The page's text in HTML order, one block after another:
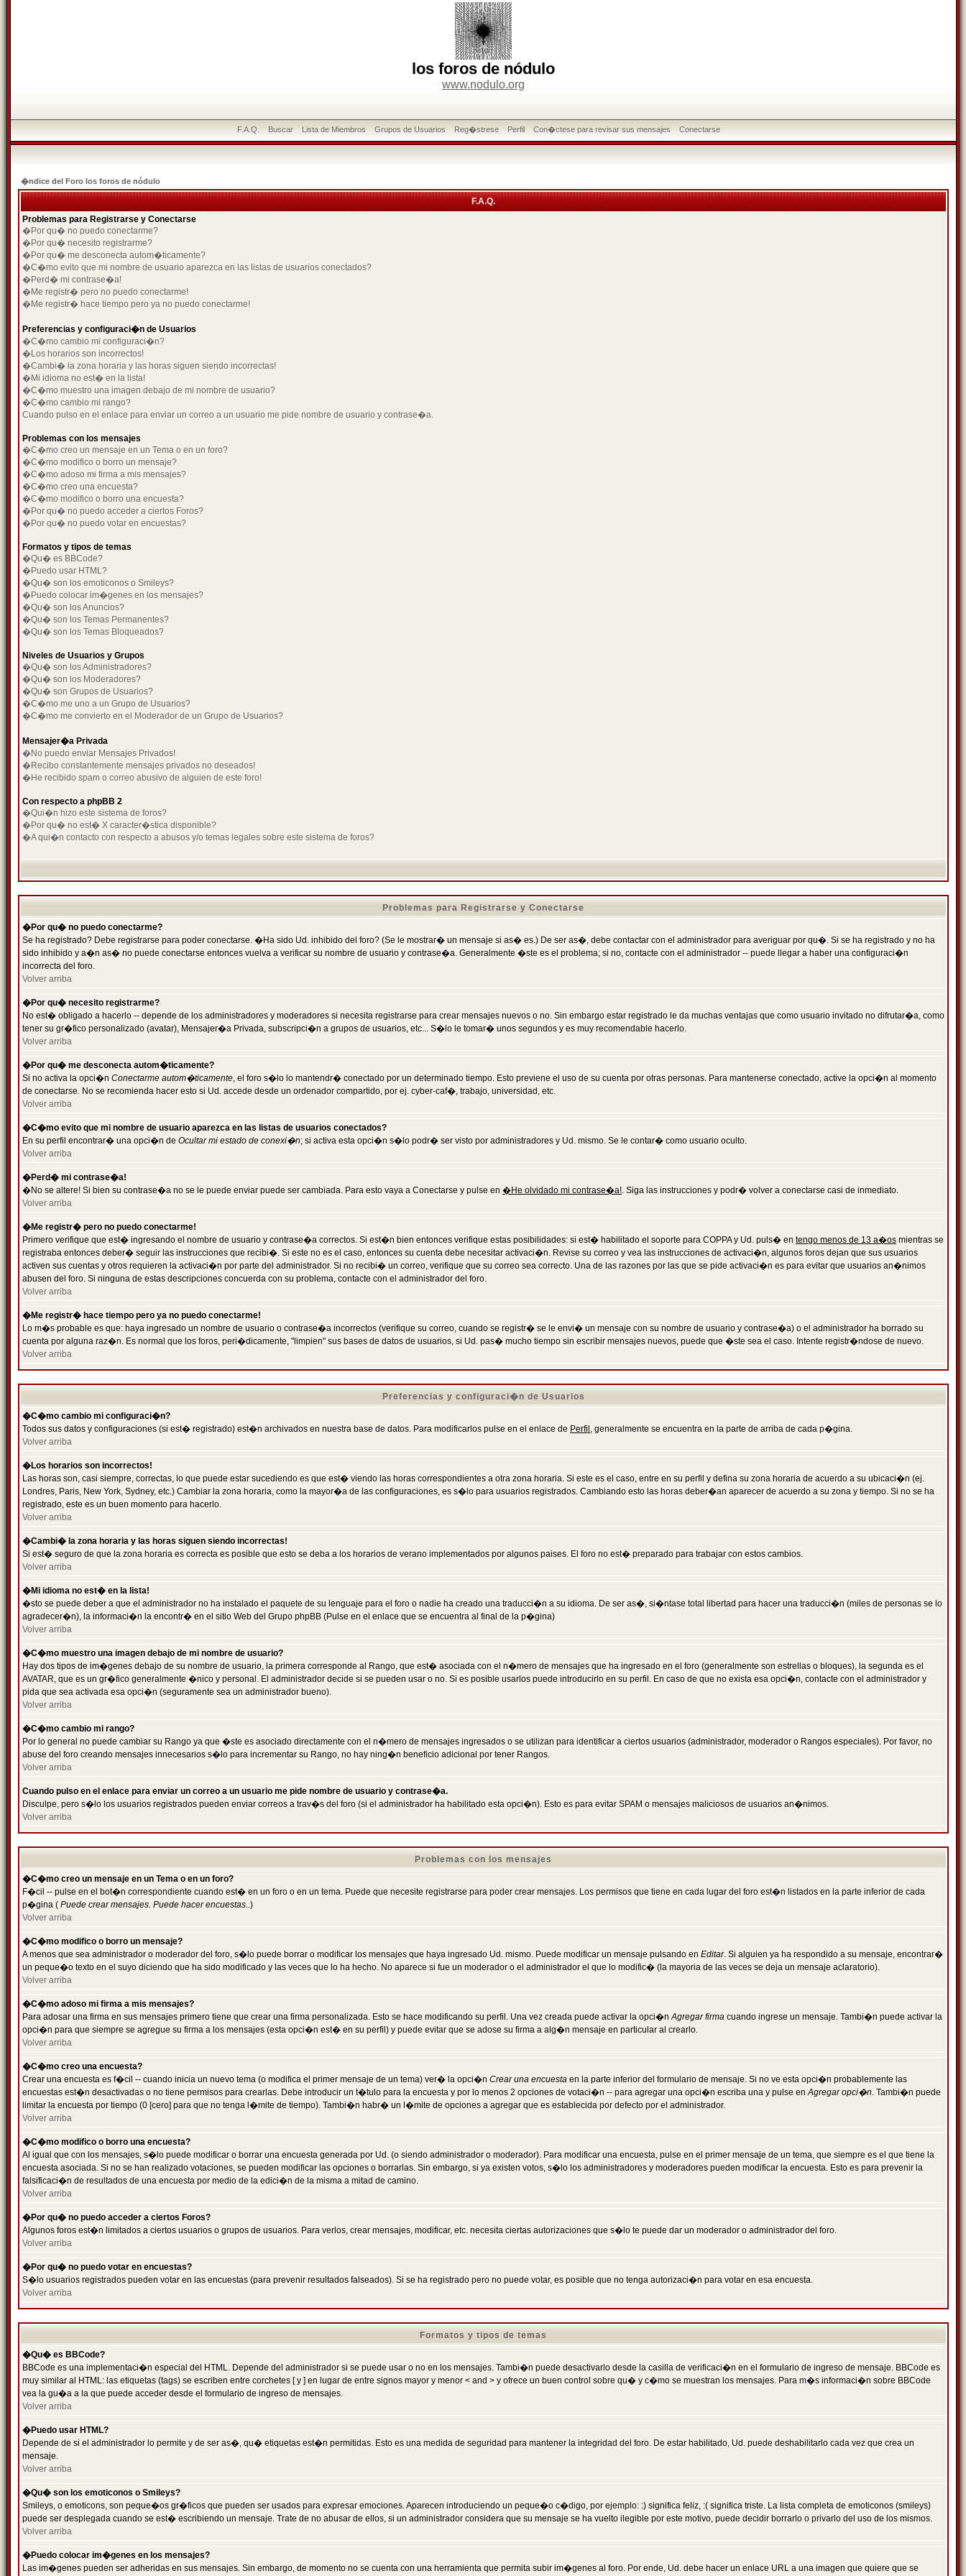
los foros de nódulo
www.nodulo.org
F.A.Q. Buscar Lista de Miembros Grupos de Usuarios Reg�strese Perfil Con�ctese para revisar sus mensajes Conectarse
�ndice del Foro los foros de nódulo
F.A.Q.
Problemas para Registrarse y Conectarse
�Por qu� no puedo conectarme?
�Por qu� necesito registrarme?
�Por qu� me desconecta autom�ticamente?
�C�mo evito que mi nombre de usuario aparezca en las listas de usuarios conectados?
�Perd� mi contrase�a!
�Me registr� pero no puedo conectarme!
�Me registr� hace tiempo pero ya no puedo conectarme!
Preferencias y configuraci�n de Usuarios
�C�mo cambio mi configuraci�n?
�Los horarios son incorrectos!
�Cambi� la zona horaria y las horas siguen siendo incorrectas!
�Mi idioma no est� en la lista!
�C�mo muestro una imagen debajo de mi nombre de usuario?
�C�mo cambio mi rango?
Cuando pulso en el enlace para enviar un correo a un usuario me pide nombre de usuario y contrase�a.
Problemas con los mensajes
�C�mo creo un mensaje en un Tema o en un foro?
�C�mo modifico o borro un mensaje?
�C�mo adoso mi firma a mis mensajes?
�C�mo creo una encuesta?
�C�mo modifico o borro una encuesta?
�Por qu� no puedo acceder a ciertos Foros?
�Por qu� no puedo votar en encuestas?
Formatos y tipos de temas
�Qu� es BBCode?
�Puedo usar HTML?
�Qu� son los emoticonos o Smileys?
�Puedo colocar im�genes en los mensajes?
�Qu� son los Anuncios?
�Qu� son los Temas Permanentes?
�Qu� son los Temas Bloqueados?
Niveles de Usuarios y Grupos
�Qu� son los Administradores?
�Qu� son los Moderadores?
�Qu� son Grupos de Usuarios?
�C�mo me uno a un Grupo de Usuarios?
�C�mo me convierto en el Moderador de un Grupo de Usuarios?
Mensajer�a Privada
�No puedo enviar Mensajes Privados!
�Recibo constantemente mensajes privados no deseados!
�He recibido spam o correo abusivo de alguien de este foro!
Con respecto a phpBB 2
�Qui�n hizo este sistema de foros?
�Por qu� no est� X caracter�stica disponible?
�A qui�n contacto con respecto a abusos y/o temas legales sobre este sistema de foros?
Problemas para Registrarse y Conectarse
�Por qu� no puedo conectarme?
Se ha registrado? Debe registrarse para poder conectarse. �Ha sido Ud. inhibido del foro? (Se le mostrar� un mensaje si as� es.) De ser as�, debe contactar con el administrador para averiguar por qu�. Si se ha registrado y no ha
sido inhibido y a�n as� no puede conectarse entonces vuelva a verificar su nombre de usuario y contrase�a. Generalmente �ste es el problema; si no, contacte con el administrador -- puede llegar a haber una configuraci�n
incorrecta del foro.
Volver arriba
�Por qu� necesito registrarme?
No est� obligado a hacerlo -- depende de los administradores y moderadores si necesita registrarse para crear mensajes nuevos o no. Sin embargo estar registrado le da muchas ventajas que como usuario invitado no difrutar�a, como
tener su gr�fico personalizado (avatar), Mensajer�a Privada, subscripci�n a grupos de usuarios, etc... S�lo le tomar� unos segundos y es muy recomendable hacerlo.
Volver arriba
�Por qu� me desconecta autom�ticamente?
Si no activa la opci�n Conectarme autom�ticamente, el foro s�lo lo mantendr� conectado por un determinado tiempo. Esto previene el uso de su cuenta por otras personas. Para mantenerse conectado, active la opci�n al momento
de conectarse. No se recomienda hacer esto si Ud. accede desde un ordenador compartido, por ej. cyber-caf�, trabajo, universidad, etc.
Volver arriba
�C�mo evito que mi nombre de usuario aparezca en las listas de usuarios conectados?
En su perfil encontrar� una opci�n de Ocultar mi estado de conexi�n; si activa esta opci�n s�lo podr� ser visto por administradores y Ud. mismo. Se le contar� como usuario oculto.
Volver arriba
�Perd� mi contrase�a!
�No se altere! Si bien su contrase�a no se le puede enviar puede ser cambiada. Para esto vaya a Conectarse y pulse en �He olvidado mi contrase�a!. Siga las instrucciones y podr� volver a conectarse casi de inmediato.
Volver arriba
�Me registr� pero no puedo conectarme!
Primero verifique que est� ingresando el nombre de usuario y contrase�a correctos. Si est�n bien entonces verifique estas posibilidades: si est� habilitado el soporte para COPPA y Ud. puls� en tengo menos de 13 a�os mientras se
registraba entonces deber� seguir las instrucciones que recibi�. Si este no es el caso, entonces su cuenta debe necesitar activaci�n. Revise su correo y vea las instrucciones de activaci�n, algunos foros dejan que sus usuarios
activen sus cuentas y otros requieren la activaci�n por parte del administrador. Si no recibi� un correo, verifique que su correo sea correcto. Una de las razones por las que se pide activaci�n es para evitar que usuarios an�nimos
abusen del foro. Si ninguna de estas descripciones concuerda con su problema, contacte con el administrador del foro.
Volver arriba
�Me registr� hace tiempo pero ya no puedo conectarme!
Lo m�s probable es que: haya ingresado un nombre de usuario o contrase�a incorrectos (verifique su correo, cuando se registr� se le envi� un mensaje con su nombre de usuario y contrase�a) o el administrador ha borrado su
cuenta por alguna raz�n. Es normal que los foros, peri�dicamente, "limpien" sus bases de datos de usuarios, si Ud. pas� mucho tiempo sin escribir mensajes nuevos, puede que �ste sea el caso. Intente registr�ndose de nuevo.
Volver arriba
Preferencias y configuraci�n de Usuarios
�C�mo cambio mi configuraci�n?
Todos sus datos y configuraciones (si est� registrado) est�n archivados en nuestra base de datos. Para modificarlos pulse en el enlace de Perfil , generalmente se encuentra en la parte de arriba de cada p�gina.
Volver arriba
�Los horarios son incorrectos!
Las horas son, casi siempre, correctas, lo que puede estar sucediendo es que est� viendo las horas correspondientes a otra zona horaria. Si este es el caso, entre en su perfil y defina su zona horaria de acuerdo a su ubicaci�n (ej.
Londres, Paris, New York, Sydney, etc.) Cambiar la zona horaria, como la mayor�a de las configuraciones, es s�lo para usuarios registrados. Cambiando esto las horas deber�an aparecer de acuerdo a su zona y tiempo. Si no se ha
registrado, este es un buen momento para hacerlo.
Volver arriba
�Cambi� la zona horaria y las horas siguen siendo incorrectas!
Si est� seguro de que la zona horaria es correcta es posible que esto se deba a los horarios de verano implementados por algunos paises. El foro no est� preparado para trabajar con estos cambios.
Volver arriba
�Mi idioma no est� en la lista!
�sto se puede deber a que el administrador no ha instalado el paquete de su lenguaje para el foro o nadie ha creado una traducci�n a su idioma. De ser as�, si�ntase total libertad para hacer una traducci�n (miles de personas se lo
agradecer�n), la informaci�n la encontr� en el sitio Web del Grupo phpBB (Pulse en el enlace que se encuentra al final de la p�gina)
Volver arriba
�C�mo muestro una imagen debajo de mi nombre de usuario?
Hay dos tipos de im�genes debajo de su nombre de usuario, la primera corresponde al Rango, que est� asociada con el n�mero de mensajes que ha ingresado en el foro (generalmente son estrellas o bloques), la segunda es el
AVATAR, que es un gr�fico generalmente �nico y personal. El administrador decide si se pueden usar o no. Si es posible usarlos puede introducirlo en su perfil. En caso de que no exista esa opci�n, contacte con el administrador y
pida que sea activada esa opci�n (seguramente sea un administrador bueno).
Volver arriba
�C�mo cambio mi rango?
Por lo general no puede cambiar su Rango ya que �ste es asociado directamente con el n�mero de mensajes ingresados o se utilizan para identificar a ciertos usuarios (administrador, moderador o Rangos especiales). Por favor, no
abuse del foro creando mensajes innecesarios s�lo para incrementar su Rango, no hay ning�n beneficio adicional por tener Rangos.
Volver arriba
Cuando pulso en el enlace para enviar un correo a un usuario me pide nombre de usuario y contrase�a.
Disculpe, pero s�lo los usuarios registrados pueden enviar correos a trav�s del foro (si el administrador ha habilitado esta opci�n). Esto es para evitar SPAM o mensajes maliciosos de usuarios an�nimos.
Volver arriba
Problemas con los mensajes
�C�mo creo un mensaje en un Tema o en un foro?
F�cil -- pulse en el bot�n correspondiente cuando est� en un foro o en un tema. Puede que necesite registrarse para poder crear mensajes. Los permisos que tiene en cada lugar del foro est�n listados en la parte inferior de cada
p�gina ( Puede crear mensajes. Puede hacer encuestas..)
Volver arriba
�C�mo modifico o borro un mensaje?
A menos que sea administrador o moderador del foro, s�lo puede borrar o modificar los mensajes que haya ingresado Ud. mismo. Puede modificar un mensaje pulsando en Editar. Si alguien ya ha respondido a su mensaje, encontrar�
un peque�o texto en el suyo diciendo que ha sido modificado y las veces que lo ha hecho. No aparece si fue un moderador o el administrador el que lo modific� (la mayoria de las veces se deja un mensaje aclaratorio).
Volver arriba
�C�mo adoso mi firma a mis mensajes?
Para adosar una firma en sus mensajes primero tiene que crear una firma personalizada. Esto se hace modificando su perfil. Una vez creada puede activar la opci�nAgregar firma cuando ingrese un mensaje. Tambi�n puede activar la
opci�n para que siempre se agregue su firma a los mensajes (esta opci�n est� en su perfil) y puede evitar que se adose su firma a alg�n mensaje en particular al crearlo.
Volver arriba
�C�mo creo una encuesta?
Crear una encuesta es f�cil -- cuando inicia un nuevo tema (o modifica el primer mensaje de un tema) ver� la opci�n Crear una encuesta en la parte inferior del formulario de mensaje. Si no ve esta opci�n probablemente las
encuestas est�n desactivadas o no tiene permisos para crearlas. Debe introducir un t�tulo para la encuesta y por lo menos 2 opciones de votaci�n -- para agregar una opci�n escriba una y pulse enAgregar opci�n. Tambi�n puede
limitar la encuesta por tiempo (0 [cero] para que no tenga l�mite de tiempo). Tambi�n habr� un l�mite de opciones a agregar que es establecida por defecto por el administrador.
Volver arriba
�C�mo modifico o borro una encuesta?
Al igual que con los mensajes, s�lo puede modificar o borrar una encuesta generada por Ud. (o siendo administrador o moderador). Para modificar una encuesta, pulse en el primer mensaje de un tema, que siempre es el que tiene la
encuesta asociada. Si no se han realizado votaciones, se pueden modificar las opciones o borrarlas. Sin embargo, si ya existen votos, s�lo los administradores y moderadores pueden modificar la encuesta. Esto es para prevenir la
falsificaci�n de resultados de una encuesta por medio de la edici�n de la misma a mitad de camino.
Volver arriba
�Por qu� no puedo acceder a ciertos Foros?
Algunos foros est�n limitados a ciertos usuarios o grupos de usuarios. Para verlos, crear mensajes, modificar, etc. necesita ciertas autorizaciones que s�lo te puede dar un moderador o administrador del foro.
Volver arriba
�Por qu� no puedo votar en encuestas?
S�lo usuarios registrados pueden votar en las encuestas (para prevenir resultados falseados). Si se ha registrado pero no puede votar, es posible que no tenga autorizaci�n para votar en esa encuesta.
Volver arriba
Formatos y tipos de temas
�Qu� es BBCode?
BBCode es una implementaci�n especial del HTML. Depende del administrador si se puede usar o no en los mensajes. Tambi�n puede desactivarlo desde la casilla de verificaci�n en el formulario de ingreso de mensaje. BBCode es
muy similar al HTML: las etiquetas (tags) se escriben entre corchetes [ y ] en lugar de entre signos mayor y menor < and > y ofrece un buen control sobre qu� y c�mo se muestran los mensajes. Para m�s informaci�n sobre BBCode
vea la gu�a a la que puede acceder desde el formulario de ingreso de mensajes.
Volver arriba
�Puedo usar HTML?
Depende de si el administrador lo permite y de ser as�, qu� etiquetas est�n permitidas. Esto es una medida de seguridad para mantener la integridad del foro. De estar habilitado, Ud. puede deshabilitarlo cada vez que crea un
mensaje.
Volver arriba
�Qu� son los emoticonos o Smileys?
Smileys, o emoticons, son peque�os gr�ficos que pueden ser usados para expresar emociones. Aparecen introduciendo un peque�o c�digo, por ejemplo: :) significa feliz, :( significa triste. La lista completa de emoticonos (smileys)
puede ser desplegada cuando se est� escribiendo un mensaje. Trate de no abusar de ellos, si un administrador considera que su mensaje se ha vuelto ilegible por este motivo, puede decidir borrarlo o privarlo del uso de los mismos.
Volver arriba
�Puedo colocar im�genes en los mensajes?
Las im�genes pueden ser adheridas en sus mensajes. Sin embargo, de momento no se cuenta con una herramienta que permita subir im�genes al foro. Por ende, Ud. debe hacer un enlace URL a una imagen que quiere que se